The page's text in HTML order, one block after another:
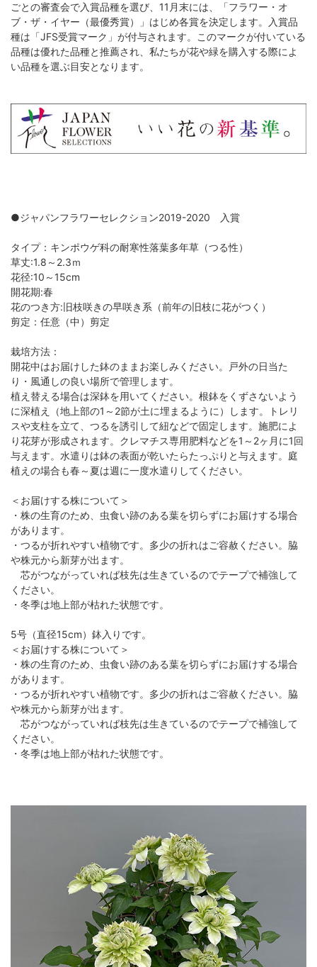
ごとの審査会で入賞品種を選び、11月末には、「フラワー・オ
ブ・ザ・イヤー（最優秀賞）」はじめ各賞を決定します。入賞品
種は「JFS受賞マーク」が付与されます。このマークが付いている
品種は優れた品種と推薦され、私たちが花や緑を購入する際によ
い品種を選ぶ目安となります。
●ジャパンフラワーセレクション2019-2020 入賞
タイプ：キンポウゲ科の耐寒性落葉多年草（つる性）
草丈:1.8～2.3ｍ
花径:10～15cm
開花期:春
花のつき方:旧枝咲きの早咲き系（前年の旧枝に花がつく）
剪定：任意（中）剪定
栽培方法：
開花中はお届けした鉢のままお楽しみください。戸外の日当た
り・風通しの良い場所で管理します。
植え替える場合は深鉢を用いてください。根鉢をくずさないよう
に深植え（地上部の1～2節が土に埋まるように）します。トレリ
スや支柱を立て、つるを誘引して紐などで固定します。施肥によ
り花芽が形成されます。クレマチス専用肥料などを1～2ヶ月に1回
与えます。水遣りは鉢の表面が乾いたらたっぷりと与えます。庭
植えの場合も春～夏は週に一度水遣りしてください。
＜お届けする株について＞
・株の生育のため、虫食い跡のある葉を切らずにお届けする場合
があります。
・つるが折れやすい植物です。多少の折れはご容赦ください。脇
や株元から新芽が出ます。
芯がつながっていれば枝先は生きているのでテープで補強して
ください。
・冬季は地上部が枯れた状態です。
5号（直径15cm）鉢入りです。
＜お届けする株について＞
・株の生育のため、虫食い跡のある葉を切らずにお届けする場合
があります。
・つるが折れやすい植物です。多少の折れはご容赦ください。脇
や株元から新芽が出ます。
芯がつながっていれば枝先は生きているのでテープで補強して
ください。
・冬季は地上部が枯れた状態です。